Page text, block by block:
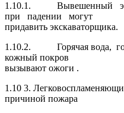
1.10.1. Вывешенный
при падении могут
придавить экскаваторщика.
1.10.2. Горячая вода,
кожный покров
вызывают ожоги .
1.10 3.
причиной пожара